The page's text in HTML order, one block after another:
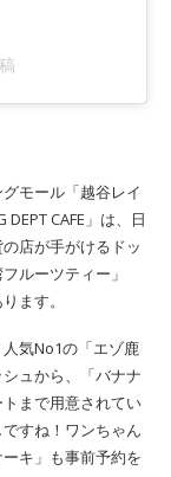
モール「越谷レイ
CAFE」は、日
店が手がけるドッ
ルーツティー」
ます。
気No1の「エゾ鹿
ュから、「バナナ
まで用意されてい
すね！ワンちゃん
キ」も事前予約を